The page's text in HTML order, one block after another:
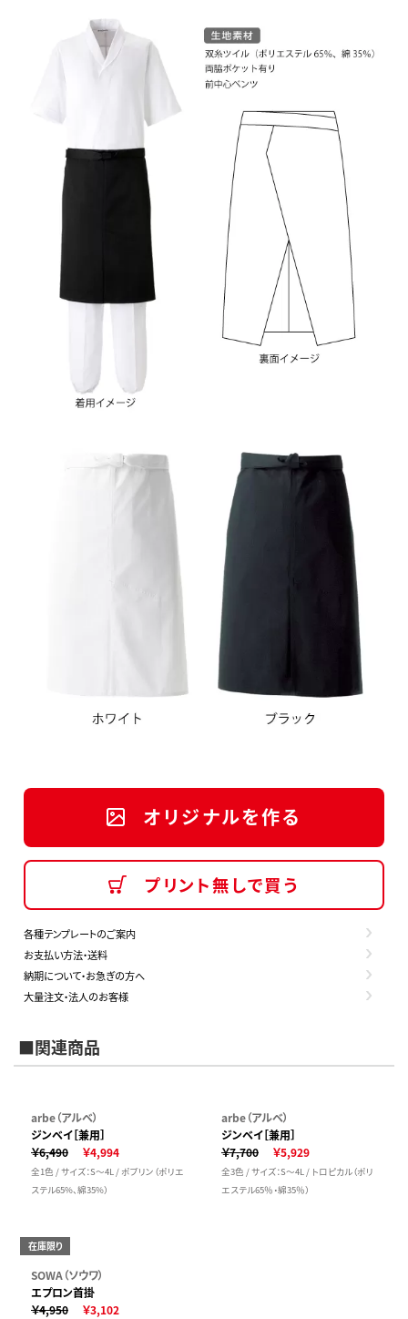
オリジナルを作る
プリント無しで買う
各種テンプレートのご案内
お支払い方法・送料
納期について・お急ぎの方へ
大量注文・法人のお客様
■関連商品
arbe（アルベ）
ジンベイ［兼用］
￥6,490
￥4,994
全1色 / サイズ：S～4L / ポプリン（ポリエ
ステル65%、綿35%）
arbe（アルベ）
ジンベイ［兼用］
￥7,700
￥5,929
全3色 / サイズ：S～4L / トロピカル（ポリ
エステル65％・綿35％）
在庫限り
SOWA（ソウワ）
エプロン首掛
￥4,950
￥3,102